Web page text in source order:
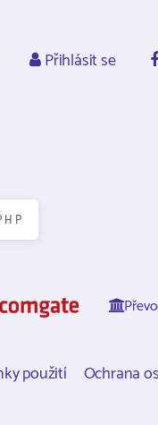
Přihlásit se
použití Ochrana